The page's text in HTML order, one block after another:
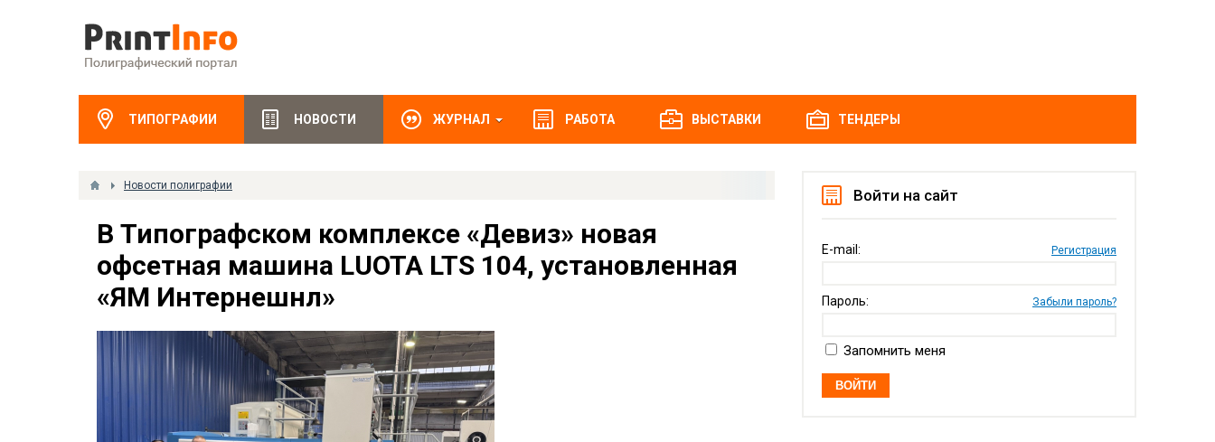
ТИПОГРАФИИ НОВОСТИ ЖУРНАЛ РАБОТА ВЫСТАВКИ ТЕНДЕРЫ
Новости полиграфии
В Типографском комплексе «Девиз» новая
офсетная машина LUOTA LTS 104, установленная
«ЯМ Интернешнл»
Войти на сайт
E-mail: Регистрация
Пароль: Забыли пароль?
Запомнить меня